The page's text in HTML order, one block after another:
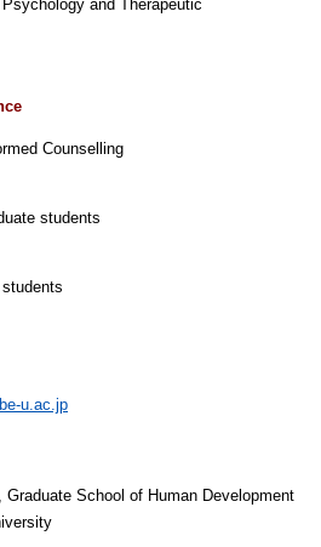
and Therapeutic
Counselling
students
u.ac.jp
Graduate School of Human Development